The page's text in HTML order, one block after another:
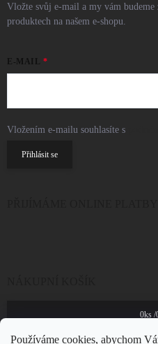
Používáme cookies, abychom
Vložte svůj e-mail a my vám
produktech na našem e-shopu.
E-MAIL
Vložením e-mailu souhlasíte s
Přihlásit se
0ks /